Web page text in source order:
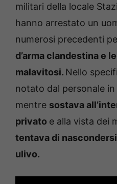
militari della locale
hanno arrestato un
numerosi precedenti
d’arma clandestina e
malavitosi. Nello
notato dal personale
mentre sostava
privato e alla vista dei
tentava di
ulivo.